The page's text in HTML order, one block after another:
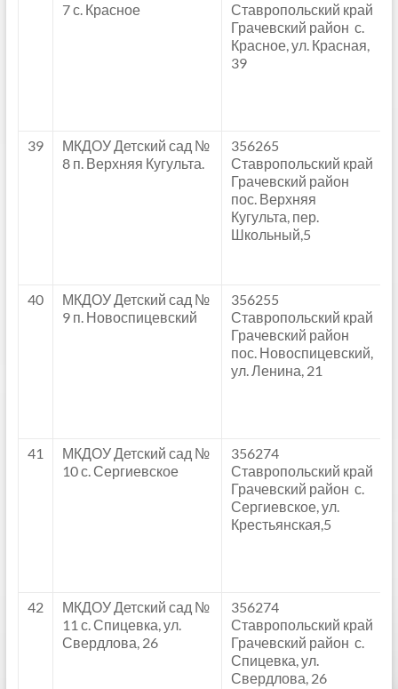
7 с. Красное
Ставропольский край
Грачевский район с.
Красное, ул. Красная,
39
39
МКДОУ Детский сад №
8 п. Верхняя Кугульта.
356265
Ставропольский край
Грачевский район
пос. Верхняя
Кугульта, пер.
Школьный,5
40
МКДОУ Детский сад №
9 п. Новоспицевский
356255
Ставропольский край
Грачевский район
пос. Новоспицевский,
ул. Ленина, 21
41
МКДОУ Детский сад №
10 с. Сергиевское
356274
Ставропольский край
Грачевский район с.
Сергиевское, ул.
Крестьянская,5
42
МКДОУ Детский сад №
11 с. Спицевка, ул.
Свердлова, 26
356274
Ставропольский край
Грачевский район с.
Спицевка, ул.
Свердлова, 26